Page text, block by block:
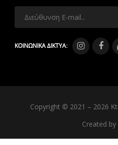
ΚΟΙΝΩΝΙΚΑ ΔΙΚΤΥΑ:
Copyright © 2021 – 2026
Created by